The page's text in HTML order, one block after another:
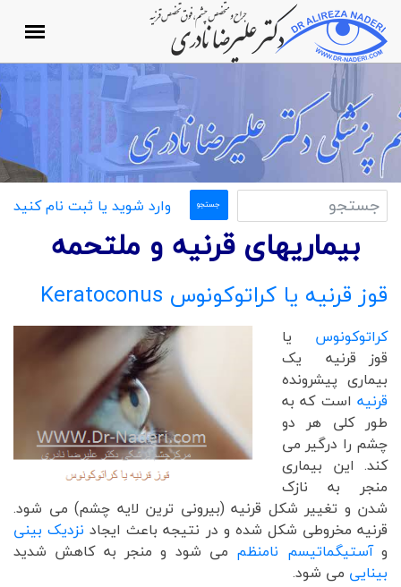
وارد شوید یا ثبت نام کنید
بیماریهای قرنیه و ملتحمه
قوز قرنيه یا کراتوکونوس Keratoconus
کراتوکونوس یا
قوز قرنیه یک
بیماری پیشرونده
قرنیه است که به
طور کلی هر دو
چشم را درگیر می
کند. این بیماری
منجر به نازک
شدن و تغییر شکل قرنیه (بیرونی ترین لایه چشم) می شود.
قرنیه مخروطی شکل شده و در نتیجه باعث ایجاد نزدیک بینی
وآستیگماتیسم نامنظم می شود و منجر به کاهش شدید
بینایی می شود.